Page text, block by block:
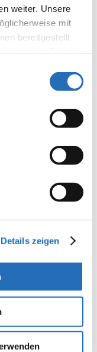
weiter. Unsere
mit
bereitgestellt
nutzen.
Details zeigen